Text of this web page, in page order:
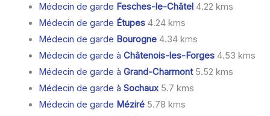
Médecin de garde Fesches-le-Châtel4.22 kms
Médecin de garde Étupes4.24 kms
Médecin de garde Bourogne4.34 kms
Médecin de garde à Châtenois-les-Forges4.53 kms
Médecin de garde à Grand-Charmont5.52 kms
Médecin de garde à Sochaux5.7 kms
Médecin de garde Méziré5.78 kms